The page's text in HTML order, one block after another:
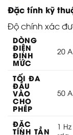
Đặc tính kỹ
Độ chính xác
DÒNG
ĐIỆN
ĐỊNH
MỨC
20
TỐI ĐA
ĐẦU
VÀO
CHO
PHÉP
50
ĐẶC
TÍNH TẦN
1